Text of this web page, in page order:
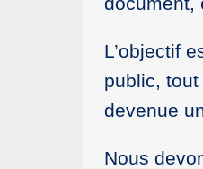
L’objectif
public,
devenue
Nous